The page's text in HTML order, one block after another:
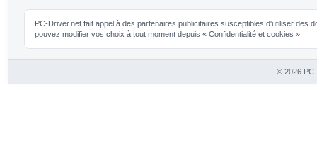
PC-Driver.net fait appel à des partenaires publicitaires susceptibles d'utiliser
pouvez modifier vos choix à tout moment depuis « Confidentialité et cookies ».
© 2026